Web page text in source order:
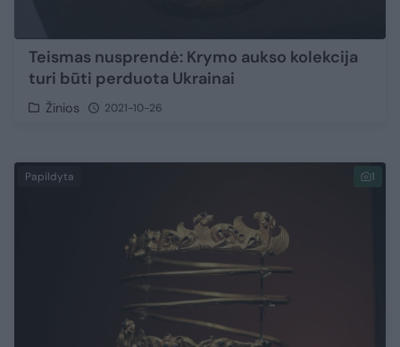
Teismas nusprendė: Krymo aukso kolekcija
turi būti perduota Ukrainai
Žinios 2021-10-26
Papildyta 1